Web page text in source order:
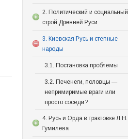
2. Политический и социальный
строй Древней Руси
3. Киевская Русь и степные
народы
3.1. Постановка проблемы
3.2. Печенеги, половцы —
непримиримые враги или
просто соседи?
4. Русь и Орда в трактовке Л.Н.
Гумилева